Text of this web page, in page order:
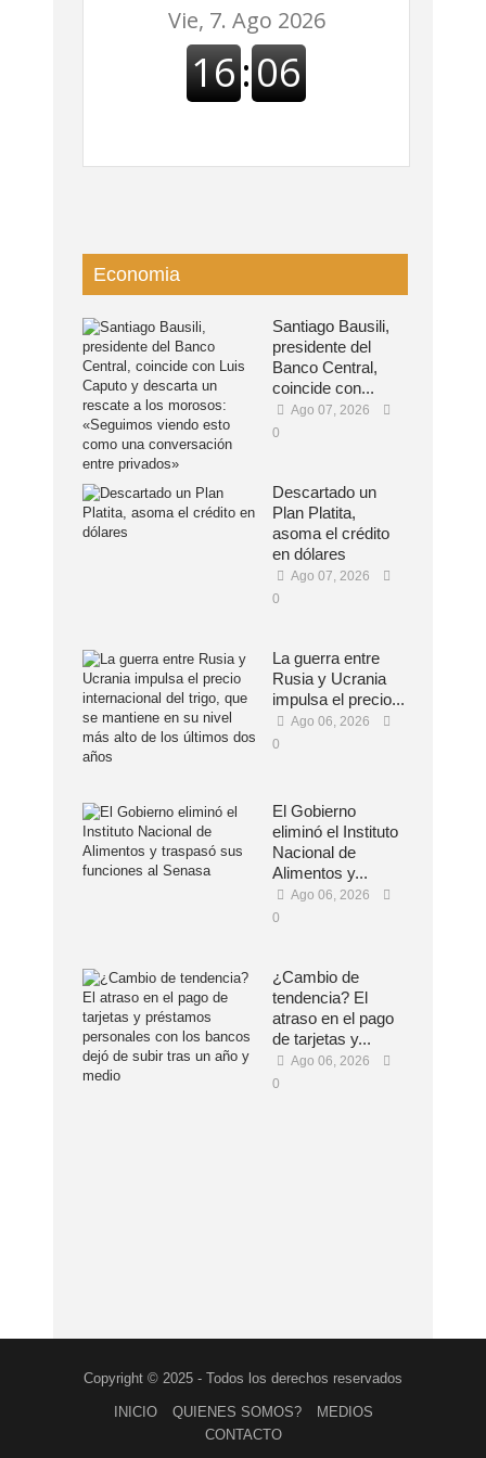
Economia
Santiago Bausili,
presidente del
Banco Central,
coincide con...
Ago 07, 2026
0
Descartado un
Plan Platita,
asoma el crédito
en dólares
Ago 07, 2026
0
La guerra entre
Rusia y Ucrania
impulsa el precio...
Ago 06, 2026
0
El Gobierno
eliminó el Instituto
Nacional de
Alimentos y...
Ago 06, 2026
0
¿Cambio de
tendencia? El
atraso en el pago
de tarjetas y...
Ago 06, 2026
0
Copyright © 2025 - Todos los derechos reservados
INICIO QUIENES SOMOS?
MEDIOS
CONTACTO